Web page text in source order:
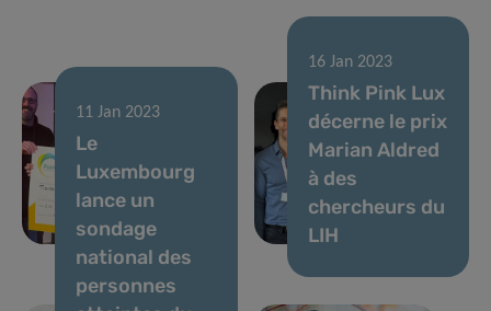
08 Fév 2023
Le Plooschter
Projet
continue à
soutenir le LIH
16 Jan 2023
Think Pink Lux
décerne le prix
Marian Aldred
à des
chercheurs du
LIH
11 Jan 2023
Le
Luxembourg
lance un
sondage
national des
personnes